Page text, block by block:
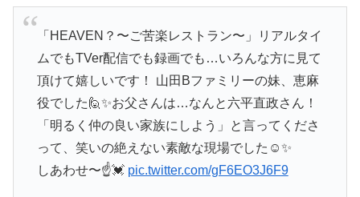
「HEAVEN？〜ご苦楽レストラン〜」リアルタイ
ムでもTVer配信でも録画でも…いろんな方に見て
頂けて嬉しいです！ 山田Bファミリーの妹、恵麻
役でした🙋✨お父さんは…なんと六平直政さん！
「明るく仲の良い家族にしよう」と言ってくださ
って、笑いの絶えない素敵な現場でした☺️✨
しあわせ〜☝️💓 pic.twitter.com/gF6EO3J6F9